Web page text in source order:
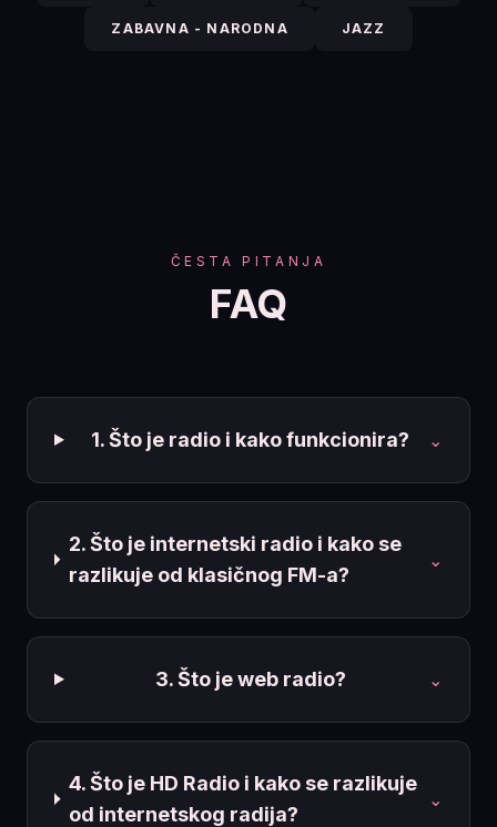
ZABAVNA - NARODNA JAZZ
ČESTA PITANJA
FAQ
1. Što je radio i kako funkcionira? ⌄
2. Što je internetski radio i kako se
razlikuje od klasičnog FM-a?
⌄
3. Što je web radio? ⌄
4. Što je HD Radio i kako se razlikuje
od internetskog radija?
⌄